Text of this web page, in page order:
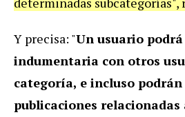
Y precisa: "Un usuario
indumentaria con otros
categoría, e incluso
publicaciones relacionadas